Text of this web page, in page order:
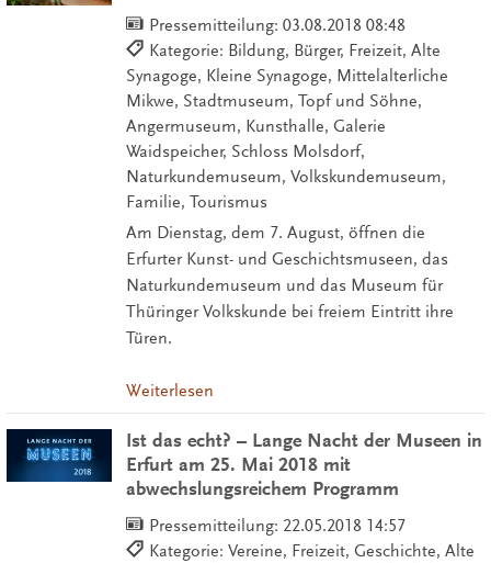
Pressemitteilung: 03.08.2018 08:48
Kategorie: Bildung, Bürger, Freizeit, Alte
Synagoge, Kleine Synagoge, Mittelalterliche
Mikwe, Stadtmuseum, Topf und Söhne,
Angermuseum, Kunsthalle, Galerie
Waidspeicher, Schloss Molsdorf,
Naturkundemuseum, Volkskundemuseum,
Familie, Tourismus
Am Dienstag, dem 7. August, öffnen die
Erfurter Kunst- und Geschichtsmuseen, das
Naturkundemuseum und das Museum für
Thüringer Volkskunde bei freiem Eintritt ihre
Türen.
Weiterlesen
Ist das echt? – Lange Nacht der Museen in
Erfurt am 25. Mai 2018 mit
abwechslungsreichem Programm
Pressemitteilung: 22.05.2018 14:57
Kategorie: Vereine, Freizeit, Geschichte, Alte